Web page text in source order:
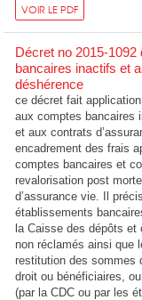
VOIR LE PDF
Décret no 2015-
bancaires inactifs et
déshérence
ce décret fait
aux comptes bancaires
et aux contrats
encadrement des frais
comptes bancaires et
revalorisation post
d’assurance vie. Il
établissements
la Caisse des dépôts et
non réclamés ainsi que
restitution des sommes
droit ou bénéficiaires,
(par la CDC ou par les